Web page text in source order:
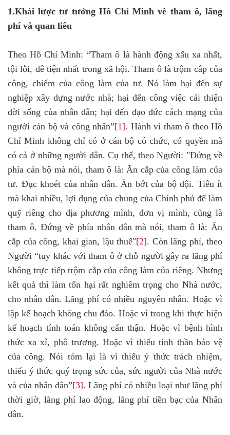
1.Khái lược tư tưởng Hồ Chí Minh về tham ô, lãng
phí và quan liêu
Theo Hồ Chí Minh: “Tham ô là hành động xấu xa nhất,
tội lỗi, đê tiện nhất trong xã hội. Tham ô là trộm cắp của
công, chiếm của công làm của tư. Nó làm hại đến sự
nghiệp xây dựng nước nhà; hại đến công việc cải thiện
đời sống của nhân dân; hại đến đạo đức cách mạng của
người cán bộ và công nhân”[1]. Hành vi tham ô theo Hồ
Chí Minh không chỉ có ở cán bộ có chức, có quyền mà
có cả ở những người dân. Cụ thể, theo Người: "Đứng về
phía cán bộ mà nói, tham ô là: Ăn cắp của công làm của
tư. Đục khoét của nhân dân. Ăn bớt của bộ đội. Tiêu ít
mà khai nhiều, lợi dụng của chung của Chính phủ để làm
quỹ riêng cho địa phương mình, đơn vị mình, cũng là
tham ô. Đứng về phía nhân dân mà nói, tham ô là: Ăn
cắp của công, khai gian, lậu thuế"[2]. Còn lãng phí, theo
Người “tuy khác với tham ô ở chỗ người gây ra lãng phí
không trực tiếp trộm cắp của công làm của riêng. Nhưng
kết quả thì làm tổn hại rất nghiêm trọng cho Nhà nước,
cho nhân dân. Lãng phí có nhiều nguyên nhân. Hoặc vì
lập kế hoạch không chu đáo. Hoặc vì trong khi thực hiện
kế hoạch tính toán không cẩn thận. Hoặc vì bệnh hình
thức xa xỉ, phô trương. Hoặc vì thiếu tinh thần bảo vệ
của công. Nói tóm lại là vì thiếu ý thức trách nhiệm,
thiếu ý thức quý trọng sức của, sức người của Nhà nước
và của nhân dân”[3]. Lãng phí có nhiều loại như lãng phí
thời giờ, lãng phí lao động, lãng phí tiền bạc của Nhân
dân.